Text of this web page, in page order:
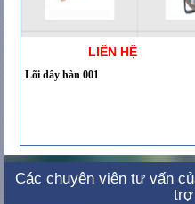
LIÊN HỆ
Lõi dây hàn 001
Các chuyên viên tư vấn
trợ